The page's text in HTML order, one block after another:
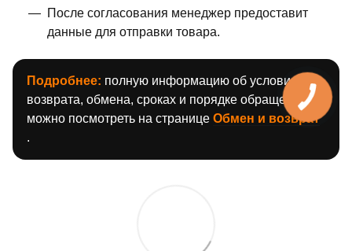
После согласования менеджер предоставит
данные для отправки товара.
Подробнее: полную информацию об условиях
возврата, обмена, сроках и порядке обращения
можно посмотреть на странице Обмен и возврат
.